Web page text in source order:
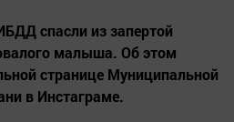
спасли из запертой
малыша. Об этом
странице Муниципальной
в Инстаграме.